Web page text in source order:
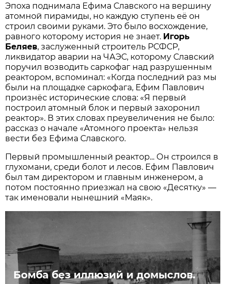
Эпоха поднимала Ефима Славского на вершину
атомной пирамиды, но каждую ступень её он
строил своими руками. Это было восхождение,
равного которому история не знает. Игорь
Беляев, заслуженный строитель РСФСР,
ликвидатор аварии на ЧАЭС, которому Славский
поручил возводить саркофаг над разрушенным
реактором, вспоминал: «Когда последний раз мы
были на площадке саркофага, Ефим Павлович
произнёс исторические слова: «Я первый
построил атомный блок и первый захоронил
реактор». В этих словах преувеличения не было:
рассказ о начале «Атомного проекта» нельзя
вести без Ефима Славского.
Первый промышленный реактор... Он строился в
глухомани, среди болот и лесов. Ефим Павлович
был там директором и главным инженером, а
потом постоянно приезжал на свою «Десятку» —
так именовали нынешний «Маяк».
Бомба без иллюзий и домыслов.